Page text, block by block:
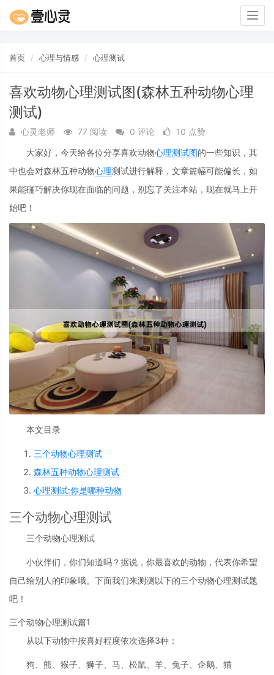
首页 心理与情感 心理测试
喜欢动物心理测试图(森林五种动物心理
测试)
心灵老师 77 阅读 0 评论
10 点赞
大家好，今天给各位分享喜欢动物心理测试图的一些知识，其
中也会对森林五种动物心理测试进行解释，文章篇幅可能偏长，如
果能碰巧解决你现在面临的问题，别忘了关注本站，现在就马上开
始吧！
本文目录
三个动物心理测试
森林五种动物心理测试
心理测试:你是哪种动物
三个动物心理测试
三个动物心理测试
小伙伴们，你们知道吗？据说，你最喜欢的动物，代表你希望
自己给别人的印象哦。下面我们来测测以下的三个动物心理测试题
吧！
三个动物心理测试篇1
从以下动物中按喜好程度依次选择3种：
狗、熊、猴子、狮子、马、松鼠、羊、兔子、企鹅、猫